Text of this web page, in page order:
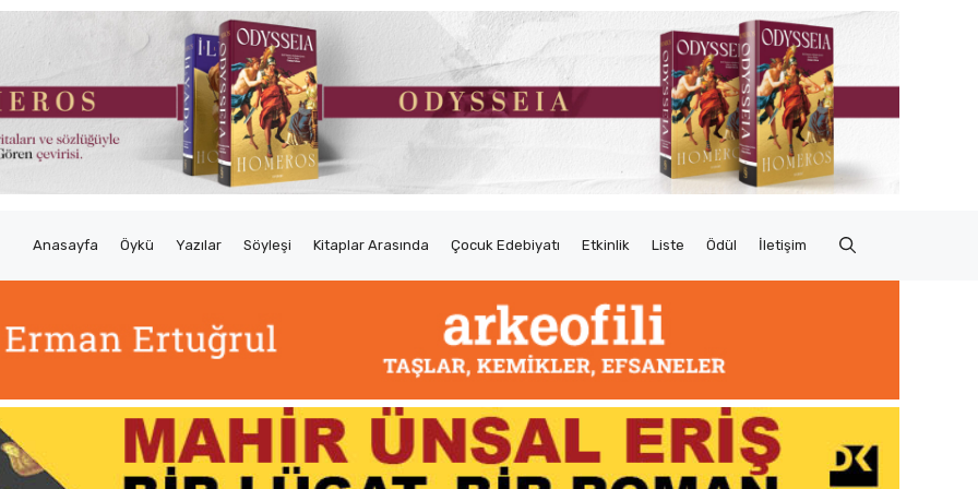
Anasayfa Öykü Yazılar Söyleşi Kitaplar Arasında Çocuk Edebiyatı Etkinlik Liste Ödül İletişim